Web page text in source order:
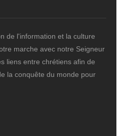
de l'information et la culture
marche avec notre Seigneur
liens entre chrétiens afin de
la conquête du monde pour